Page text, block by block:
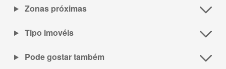
Zonas próximas
Tipo imovéis
Pode gostar também